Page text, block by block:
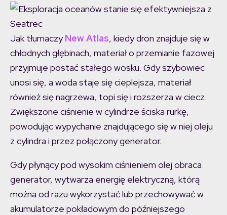
Jak tłumaczyNew Atlas, kiedy dron znajduje się w
chłodnych głębinach, materiał o przemianie fazowej
przyjmuje postać stałego wosku. Gdy szybowiec
unosi się, a woda staje się cieplejsza, materiał
również się nagrzewa, topi się i rozszerza w ciecz.
Zwiększone ciśnienie w cylindrze ściska rurkę,
powodując wypychanie znajdującego się w niej oleju
z cylindra i przez połączony generator.
Gdy płynący pod wysokim ciśnieniem olej obraca
generator, wytwarza energię elektryczną, którą
można od razu wykorzystać lub przechowywać w
akumulatorze pokładowym do późniejszego